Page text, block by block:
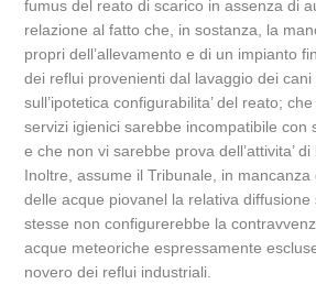
fumus del reato di scarico in assenza di
relazione al fatto che, in sostanza, la
propri dell’allevamento e di un impianto
dei reflui provenienti dal lavaggio dei
sull’ipotetica configurabilita’ del reato;
servizi igienici sarebbe incompatibile con
e che non vi sarebbe prova dell’attivita’ di
Inoltre, assume il Tribunale, in mancanza
delle acque piovanel la relativa diffusione
stesse non configurerebbe la
acque meteoriche espressamente
novero dei reflui industriali.